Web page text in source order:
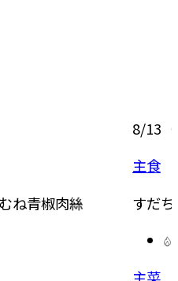
ね青椒肉絲
8/13 （
主食
すだ